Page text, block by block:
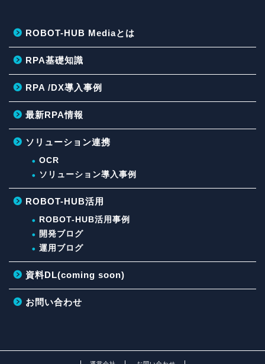
ROBOT-HUB Mediaとは
RPA基礎知識
RPA /DX導入事例
最新RPA情報
ソリューション連携
OCR
ソリューション導入事例
ROBOT-HUB活用
ROBOT-HUB活用事例
開発ブログ
運用ブログ
資料DL(coming soon)
お問い合わせ